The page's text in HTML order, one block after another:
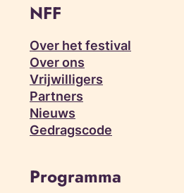
NFF
Over het festival
Over ons
Vrijwilligers
Partners
Nieuws
Gedragscode
Programma